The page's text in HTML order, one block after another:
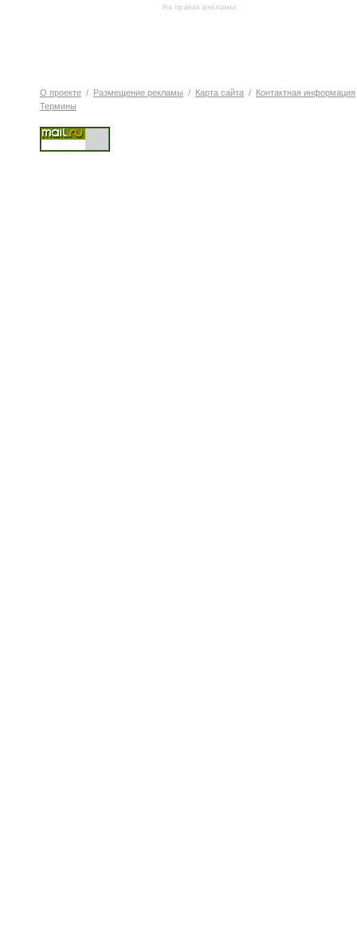
На правах рекламы:
О проекте / Размещение рекламы / Карта сайта / Контактная информация
Термины